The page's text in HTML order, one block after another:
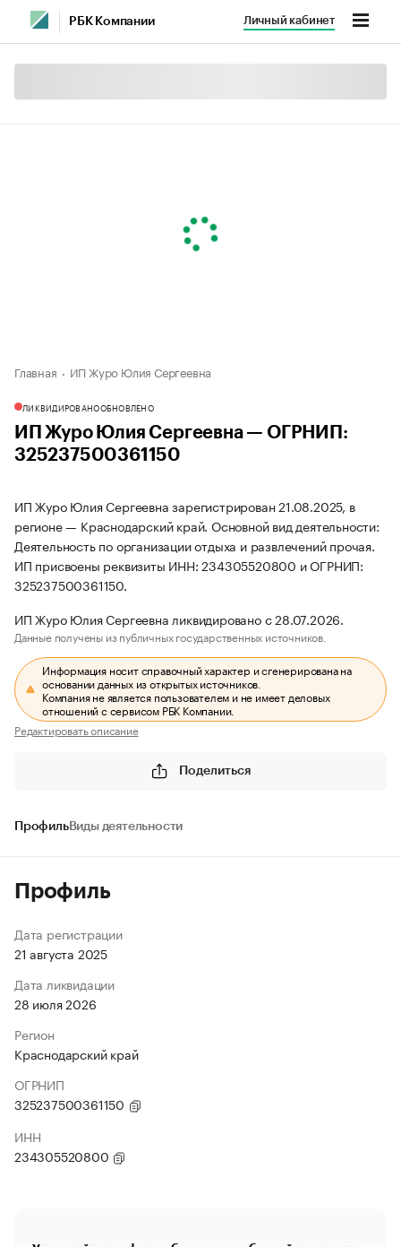
РБК Компании Личный кабинет
Главная ИП Журо Юлия Сергеевна
ЛИКВИДИРОВАНООБНОВЛЕНО
ИП Журо Юлия Сергеевна — ОГРНИП:
325237500361150
ИП Журо Юлия Сергеевна зарегистрирован 21.08.2025, в
регионе — Краснодарский край. Основной вид деятельности:
Деятельность по организации отдыха и развлечений прочая.
ИП присвоены реквизиты ИНН: 234305520800 и ОГРНИП:
325237500361150.
ИП Журо Юлия Сергеевна ликвидировано с 28.07.2026.
Данные получены из публичных государственных источников.
Информация носит справочный характер и сгенерирована на
основании данных из открытых источников.
Компания не является пользователем и не имеет деловых
отношений с сервисом РБК Компании.
Редактировать описание
Поделиться
ПрофильВиды деятельности
Профиль
Дата регистрации
21 августа 2025
Дата ликвидации
28 июля 2026
Регион
Краснодарский край
ОГРНИП
325237500361150
ИНН
234305520800